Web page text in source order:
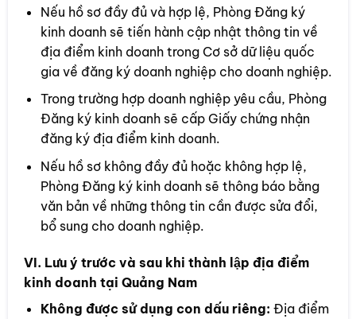
Nếu hồ sơ đầy đủ và hợp lệ, Phòng Đăng ký
kinh doanh sẽ tiến hành cập nhật thông tin về
địa điểm kinh doanh trong Cơ sở dữ liệu quốc
gia về đăng ký doanh nghiệp cho doanh nghiệp.
Trong trường hợp doanh nghiệp yêu cầu, Phòng
Đăng ký kinh doanh sẽ cấp Giấy chứng nhận
đăng ký địa điểm kinh doanh.
Nếu hồ sơ không đầy đủ hoặc không hợp lệ,
Phòng Đăng ký kinh doanh sẽ thông báo bằng
văn bản về những thông tin cần được sửa đổi,
bổ sung cho doanh nghiệp.
VI. Lưu ý trước và sau khi thành lập địa điểm
kinh doanh tại Quảng Nam
Không được sử dụng con dấu riêng: Địa điểm